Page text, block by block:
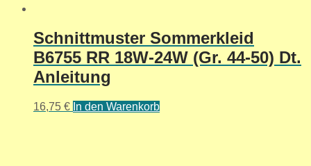
Schnittmuster Sommerkleid
B6755 RR 18W-24W (Gr. 44-50) Dt.
Anleitung
16,75 € In den Warenkorb